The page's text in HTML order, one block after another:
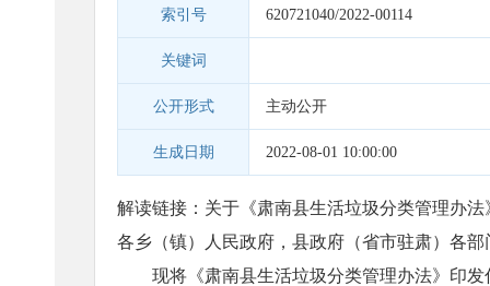
索引号 620721040/2022-00114
关键词
公开形式 主动公开
生成日期 2022-08-01 10:00:00
解读链接： 关于《肃南县生活垃圾分类管理办法
各乡（镇）人民政府，县政府（省市驻肃）各部
现将《肃南县生活垃圾分类管理办法》印